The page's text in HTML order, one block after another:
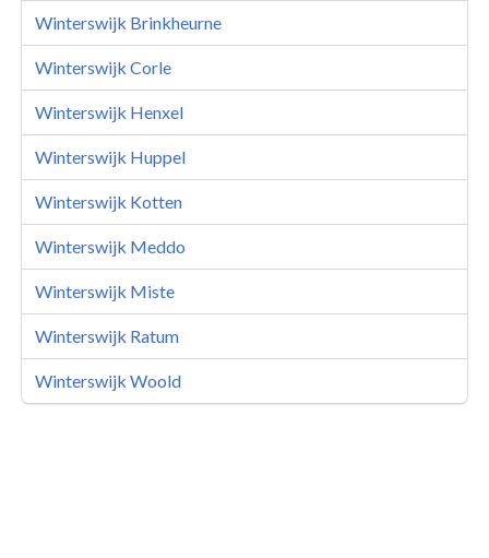
Winterswijk Brinkheurne
Winterswijk Corle
Winterswijk Henxel
Winterswijk Huppel
Winterswijk Kotten
Winterswijk Meddo
Winterswijk Miste
Winterswijk Ratum
Winterswijk Woold